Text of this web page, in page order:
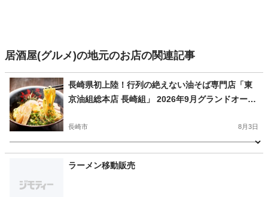
居酒屋(グルメ)の地元のお店の関連記事
長崎県初上陸！行列の絶えない油そば専門店「東
京油組総本店 長崎組」 2026年9月グランドオープ
長崎市 8月3日
━━━━━━━━━━━━━━━━━━━━━━━━━━━━━━━━━━━━━━━━━ 長崎県初上陸！行
グルメ グランドオープン
ラーメン移動販売